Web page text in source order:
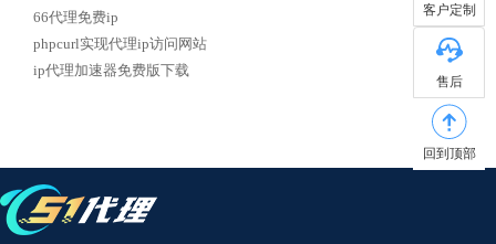
66代理免费ip
phpcurl实现代理ip访问网站
ip代理加速器免费版下载
客户定制
售后
回到顶部